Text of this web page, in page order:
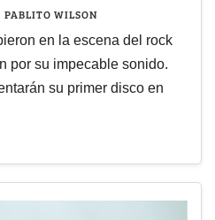
PABLITO WILSON
en la escena del rock
por su impecable sonido.
su primer disco en